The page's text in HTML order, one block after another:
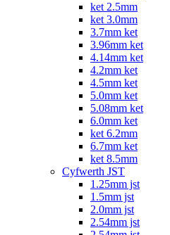
ket 2.5mm
ket 3.0mm
3.7mm ket
3.96mm ket
4.14mm ket
4.2mm ket
4.5mm ket
5.0mm ket
5.08mm ket
6.0mm ket
ket 6.2mm
6.7mm ket
ket 8.5mm
Cyfwerth JST
1.25mm jst
1.5mm jst
2.0mm jst
2.54mm jst